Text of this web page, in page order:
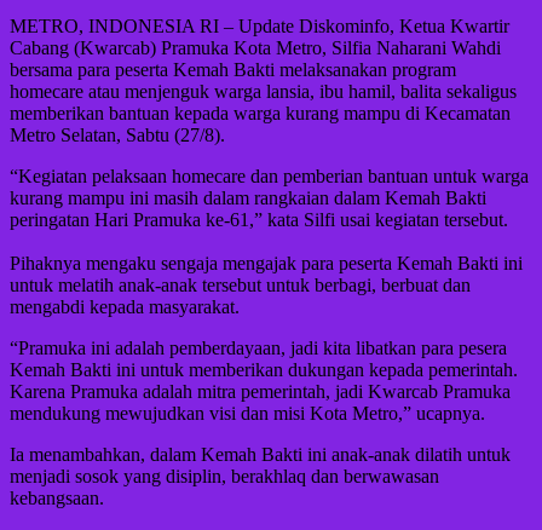
METRO, INDONESIA RI – Update Diskominfo, Ketua Kwartir
Cabang (Kwarcab) Pramuka Kota Metro, Silfia Naharani Wahdi
bersama para peserta Kemah Bakti melaksanakan program
homecare atau menjenguk warga lansia, ibu hamil, balita sekaligus
memberikan bantuan kepada warga kurang mampu di Kecamatan
Metro Selatan, Sabtu (27/8).
“Kegiatan pelaksaan homecare dan pemberian bantuan untuk warga
kurang mampu ini masih dalam rangkaian dalam Kemah Bakti
peringatan Hari Pramuka ke-61,” kata Silfi usai kegiatan tersebut.
Pihaknya mengaku sengaja mengajak para peserta Kemah Bakti ini
untuk melatih anak-anak tersebut untuk berbagi, berbuat dan
mengabdi kepada masyarakat.
“Pramuka ini adalah pemberdayaan, jadi kita libatkan para pesera
Kemah Bakti ini untuk memberikan dukungan kepada pemerintah.
Karena Pramuka adalah mitra pemerintah, jadi Kwarcab Pramuka
mendukung mewujudkan visi dan misi Kota Metro,” ucapnya.
Ia menambahkan, dalam Kemah Bakti ini anak-anak dilatih untuk
menjadi sosok yang disiplin, berakhlaq dan berwawasan
kebangsaan.